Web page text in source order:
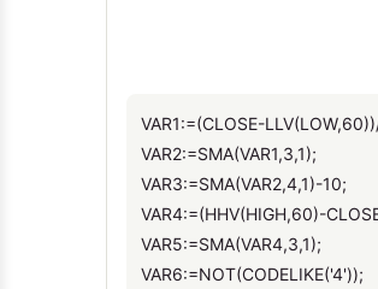
VAR1:=(CLOSE-
VAR2:=SMA(VAR1,3,1);
VAR3:=SMA(VAR2,4,1)-10;
VAR4:=(HHV(HIGH,60)-
VAR5:=SMA(VAR4,3,1);
VAR6:=NOT(CODELIKE('4'));